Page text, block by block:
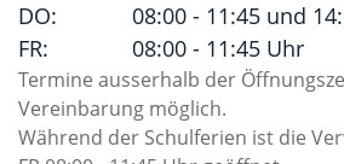
DO:
08:00 - 11:45 und
FR:
08:00 - 11:45 Uhr
Termine ausserhalb der
Vereinbarung möglich.
Während der Schulferien ist die